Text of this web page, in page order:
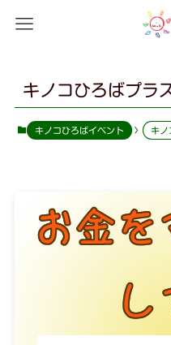
キノコひろばプラ
キノコひろばイベント キノ